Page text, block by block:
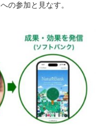
の参加と見なす。